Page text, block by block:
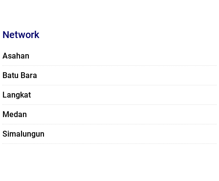
Network
Asahan
Batu Bara
Langkat
Medan
Simalungun